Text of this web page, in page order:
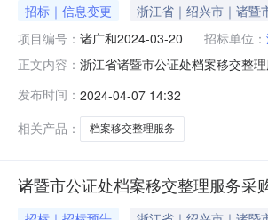
招标｜信息变更
浙江省｜绍兴市｜诸暨
项目编号： 诸广和2024-03-20 招标单位：
正文内容： 浙江省诸暨市公证处档案移交整
款：2023年4月16日9：30时更
发布时间： 2024-04-07 14:32
相关产品：
档案移交整理服务
诸暨市公证处档案移交整理服务采